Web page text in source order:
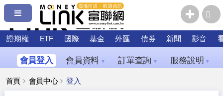
證期權 ETF 國際 基金 外匯 債券 新聞 影音
會員登入 會員資料 ▼ 訂單查詢 ▼ 服務說明 ▼
首頁 會員中心 登入